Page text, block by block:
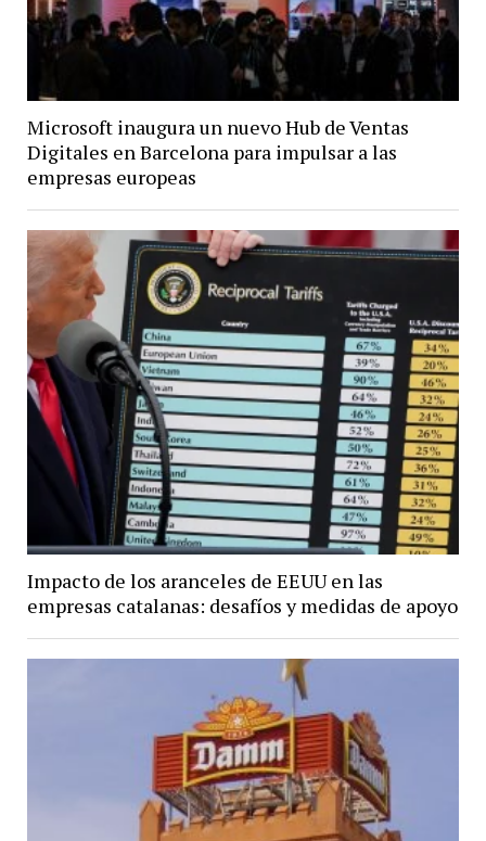
Microsoft inaugura un nuevo Hub de Ventas
Digitales en Barcelona para impulsar a las
empresas europeas
Impacto de los aranceles de EEUU en las
empresas catalanas: desafíos y medidas de apoyo